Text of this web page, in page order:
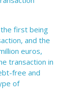
first being
and the
euros,
transaction in
free and
of